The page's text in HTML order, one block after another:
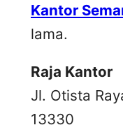
Kantor
lama.
Raja Kantor
Jl. Otista
13330